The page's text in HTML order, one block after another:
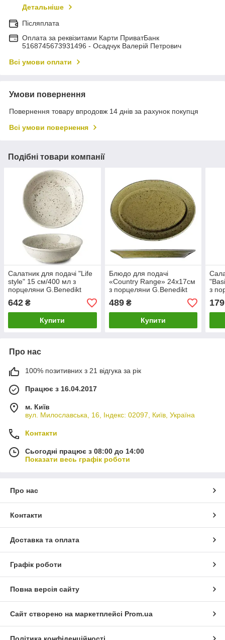
Детальніше
Післяплата
Оплата за реквізитами Карти ПриватБанк
5168745673931496 - Осадчук Валерій Петрович
Всі умови оплати
Умови повернення
Повернення товару впродовж 14 днів за рахунок покупця
Всі умови повернення
Подібні товари компанії
Салатник для подачі "Life
style" 15 см/400 мл з
порцеляни G.Benedikt
642 ₴
Купити
Блюдо для подачі
«Country Range» 24х17см
з порцеляни G.Benedikt
489₴
Купити
з
179
Про нас
100% позитивних з 21 відгука за рік
Працює з 16.04.2017
м. Київ
вул. Милославська, 16, Індекс: 02097, Київ, Україна
Контакти
Сьогодні працює з 08:00 до 14:00
Показати весь графік роботи
Про нас
Контакти
Доставка та оплата
Графік роботи
Повна версія сайту
Сайт створено на маркетплейсі Prom.ua